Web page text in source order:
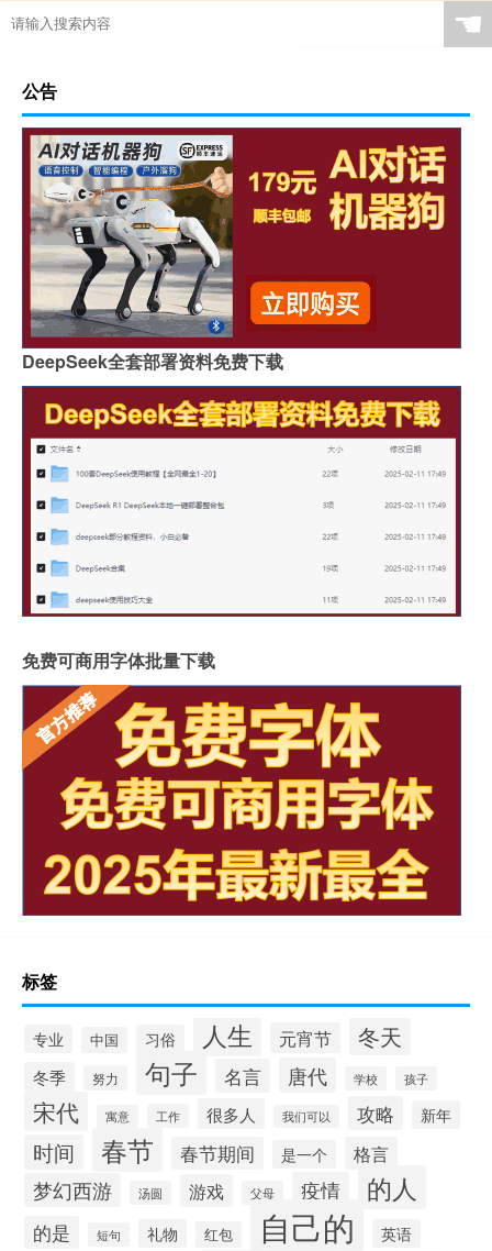
☚
公告
DeepSeek全套部署资料免费下载
免费可商用字体批量下载
标签
专业 中国 习俗 人生 元宵节 冬天
冬季 努力 句子 名言 唐代 学校 孩子
宋代 寓意 工作 很多人 我们可以 攻略 新年
时间 春节 春节期间 是一个 格言
梦幻西游 汤圆 游戏 父母 疫情 的人
的是 短句 礼物 红包 自己的 英语